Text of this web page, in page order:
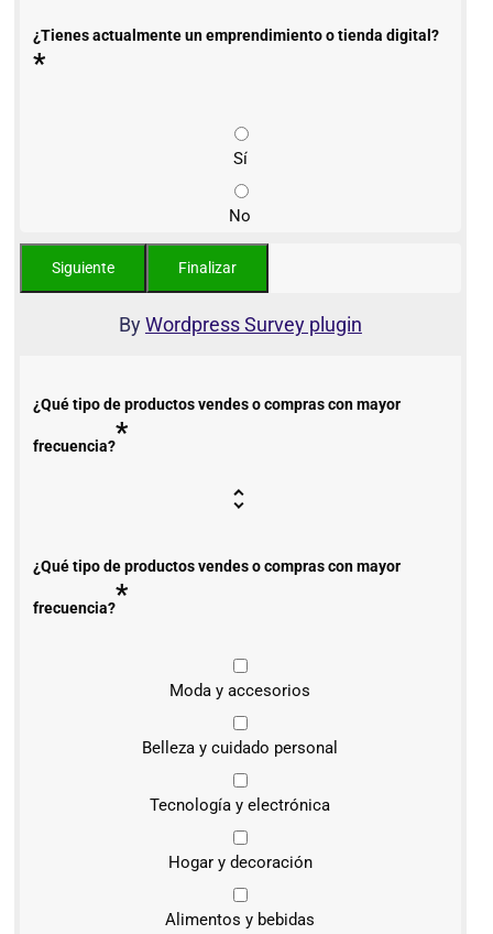
¿Tienes actualmente un emprendimiento o tienda digital?
*
Sí
No
ByWordpress Survey plugin
¿Qué tipo de productos vendes o compras con mayor
frecuencia?*
¿Qué tipo de productos vendes o compras con mayor
frecuencia?*
Moda y accesorios
Belleza y cuidado personal
Tecnología y electrónica
Hogar y decoración
Alimentos y bebidas